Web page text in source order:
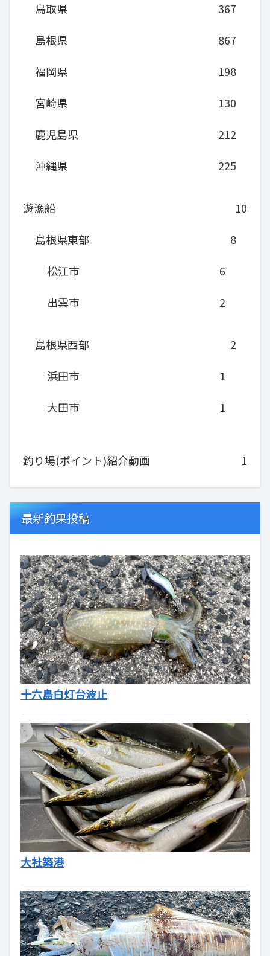
鳥取県
367
島根県
867
福岡県
198
宮崎県
130
鹿児島県
212
沖縄県
225
遊漁船
10
島根県東部
8
松江市
6
出雲市
2
島根県西部
2
浜田市
1
大田市
1
釣り場(ポイント)紹介動画 1
最新釣果投稿
十六島白灯台波止
大社築港